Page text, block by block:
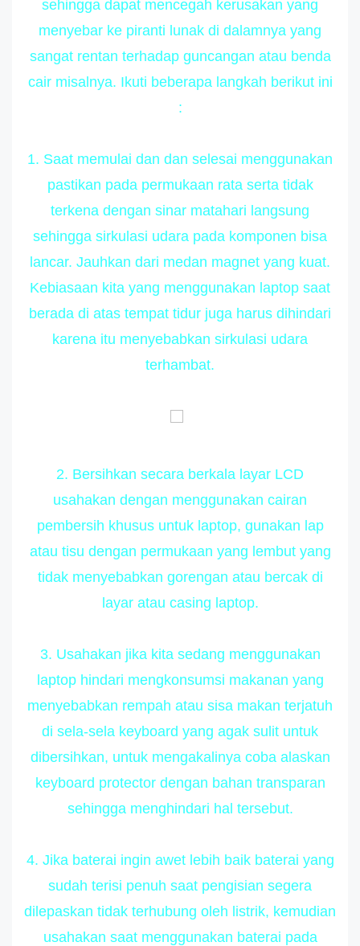
sehingga dapat mencegah kerusakan yang
menyebar ke piranti lunak di dalamnya yang
sangat rentan terhadap guncangan atau benda
cair misalnya. Ikuti beberapa langkah berikut ini
:
1. Saat memulai dan dan selesai menggunakan
pastikan pada permukaan rata serta tidak
terkena dengan sinar matahari langsung
sehingga sirkulasi udara pada komponen bisa
lancar. Jauhkan dari medan magnet yang kuat.
Kebiasaan kita yang menggunakan laptop saat
berada di atas tempat tidur juga harus dihindari
karena itu menyebabkan sirkulasi udara
terhambat.
2. Bersihkan secara berkala layar LCD
usahakan dengan menggunakan cairan
pembersih khusus untuk laptop, gunakan lap
atau tisu dengan permukaan yang lembut yang
tidak menyebabkan gorengan atau bercak di
layar atau casing laptop.
3. Usahakan jika kita sedang menggunakan
laptop hindari mengkonsumsi makanan yang
menyebabkan rempah atau sisa makan terjatuh
di sela-sela keyboard yang agak sulit untuk
dibersihkan, untuk mengakalinya coba alaskan
keyboard protector dengan bahan transparan
sehingga menghindari hal tersebut.
4. Jika baterai ingin awet lebih baik baterai yang
sudah terisi penuh saat pengisian segera
dilepaskan tidak terhubung oleh listrik, kemudian
usahakan saat menggunakan baterai pada